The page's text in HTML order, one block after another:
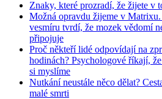
Znaky, které prozradí, že žijete v
Možná opravdu žijeme v
vesmíru tvrdí, že mozek vědomí
připojuje
Proč někteří lidé odpovídají na
hodinách? Psychologové říkají,
si myslíme
Nutkání neustále něco dělat?
malé smrti